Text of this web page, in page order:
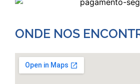
ONDE NOS